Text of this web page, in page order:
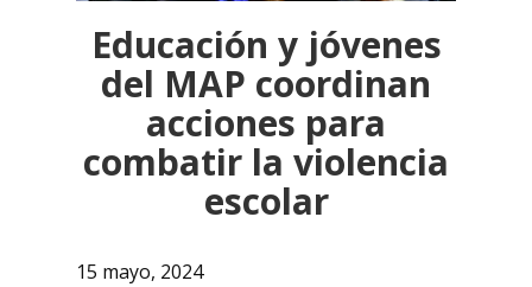
Educación y jóvenes
del MAP coordinan
acciones para
combatir la violencia
escolar
15 mayo, 2024